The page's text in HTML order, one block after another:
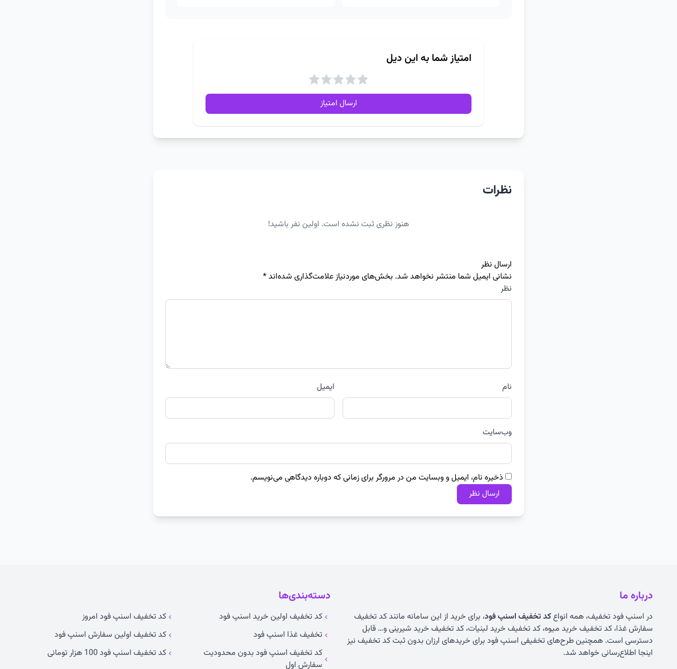
امتیاز شما به این دیل
ارسال امتیاز
نظرات
هنوز نظری ثبت نشده است. اولین نفر باشید!
ارسال نظر
نشانی ایمیل شما منتشر نخواهد شد. بخش‌های موردنیاز علامت‌گذاری شده‌اند*
نظر
نام ایمیل
وب‌سایت
ذخیره نام، ایمیل و وبسایت من در مرورگر برای زمانی که دوباره دیدگاهی می‌نویسم.
درباره ما
در اسنپ فود تخفیف، همه انواعکد تخفیف اسنپ فود، برای خرید از این سامانه مانند کد تخفیف
سفارش غذا، کد تخفیف خرید میوه، کد تخفیف خرید لبنیات، کد تخفیف خرید شیرینی و… قابل
دسترسی است. همچنین طرح‌های تخفیفی اسنپ فود برای خریدهای ارزان بدون ثبت کد تخفیف نیز
اینجا اطلاع‌رسانی خواهد شد.
دسته‌بندی‌ها
کد تخفیف اولین خرید اسنپ فود
کد تخفیف اسنپ فود امروز
تخفیف غذا اسنپ فود
کد تخفیف اولین سفارش اسنپ فود
کد تخفیف اسنپ فود بدون محدودیت
سفارش اول
کد تخفیف اسنپ فود 100 هزار تومانی